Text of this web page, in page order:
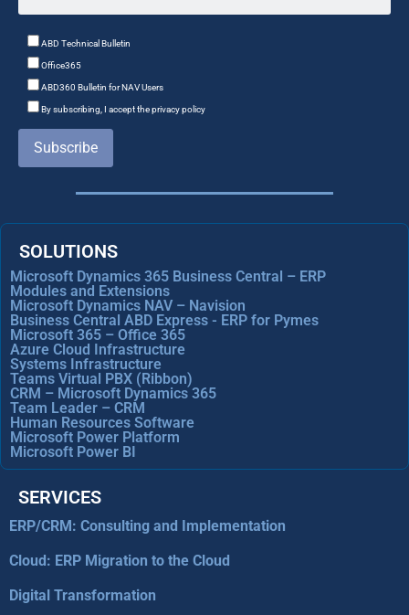
ABD Technical Bulletin
Office365
ABD360 Bulletin for NAV Users
By subscribing, I accept the privacy policy
Subscribe
SOLUTIONS
Microsoft Dynamics 365 Business Central – ERP
Modules and Extensions
Microsoft Dynamics NAV – Navision
Business Central ABD Express - ERP for Pymes
Microsoft 365 – Office 365
Azure Cloud Infrastructure
Systems Infrastructure
Teams Virtual PBX (Ribbon)
CRM – Microsoft Dynamics 365
Team Leader – CRM
Human Resources Software
Microsoft Power Platform
Microsoft Power BI
SERVICES
ERP/CRM: Consulting and Implementation
Cloud: ERP Migration to the Cloud
Digital Transformation